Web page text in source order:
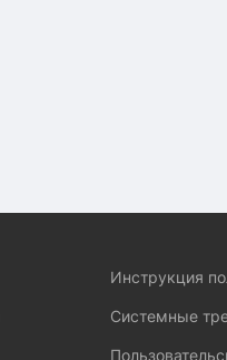
Инструкция
Системные